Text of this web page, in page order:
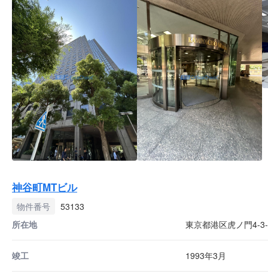
神谷町MTビル
物件番号
53133
所在地
東京都港区虎ノ門4-
竣工 1993年3月